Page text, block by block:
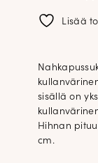
Lisää
sisällä on
Hihnan
cm.